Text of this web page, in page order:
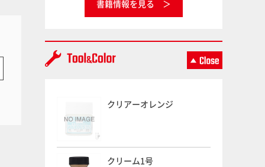
書籍情報を見る
クリアーオレンジ
クリーム1号